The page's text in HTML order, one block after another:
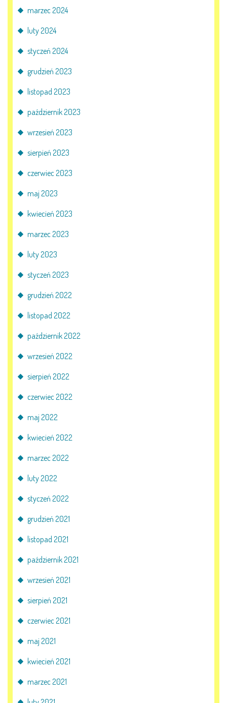
PORADY DLA RODZICÓW
REKRUTACJA
ANKIETY
E-DZIENNIK
LOGOWANIE
REJESTRACJA KONTA
marzec 2024
luty 2024
styczeń 2024
grudzień 2023
listopad 2023
październik 2023
wrzesień 2023
sierpień 2023
czerwiec 2023
maj 2023
kwiecień 2023
marzec 2023
luty 2023
styczeń 2023
grudzień 2022
listopad 2022
październik 2022
wrzesień 2022
sierpień 2022
czerwiec 2022
maj 2022
kwiecień 2022
marzec 2022
luty 2022
styczeń 2022
grudzień 2021
listopad 2021
październik 2021
wrzesień 2021
sierpień 2021
czerwiec 2021
maj 2021
kwiecień 2021
marzec 2021